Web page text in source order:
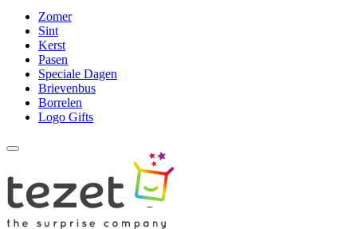
Zomer
Sint
Kerst
Pasen
Speciale Dagen
Brievenbus
Borrelen
Logo Gifts